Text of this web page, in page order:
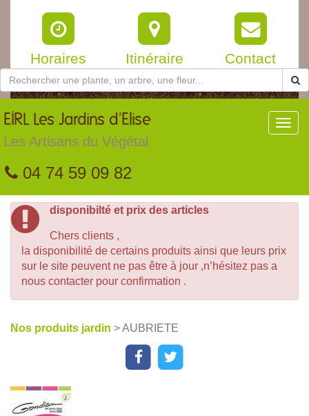
Horaires Itinéraire Contact
EIRL Les Jardins d'Elise
Les Artisans du Végétal
04 74 59 09 82
disponibilté et prix des articles
Chers clients ,
la disponibilité de certains produits ainsi que leurs prix
sur le site peuvent ne pas être à jour ,n’hésitez pas a
nous contacter pour confirmation .
Nos produits jardin > AUBRIETE